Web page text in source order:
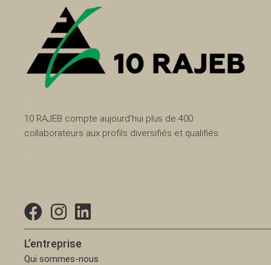
10 RAJEB compte aujourd’hui plus de 400
collaborateurs aux profils diversifiés et qualifiés.
L’entreprise
Qui sommes-nous